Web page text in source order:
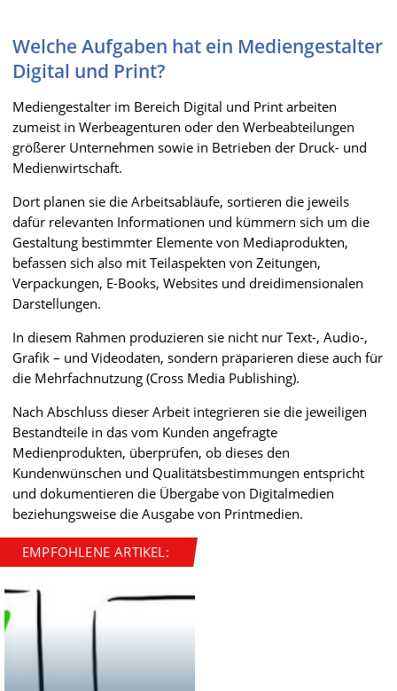
Welche Aufgaben hat ein Mediengestalter
Digital und Print?
Mediengestalter im Bereich Digital und Print arbeiten
zumeist in Werbeagenturen oder den Werbeabteilungen
größerer Unternehmen sowie in Betrieben der Druck- und
Medienwirtschaft.
Dort planen sie die Arbeitsabläufe, sortieren die jeweils
dafür relevanten Informationen und kümmern sich um die
Gestaltung bestimmter Elemente von Mediaprodukten,
befassen sich also mit Teilaspekten von Zeitungen,
Verpackungen, E-Books, Websites und dreidimensionalen
Darstellungen.
In diesem Rahmen produzieren sie nicht nur Text-, Audio-,
Grafik – und Videodaten, sondern präparieren diese auch für
die Mehrfachnutzung (Cross Media Publishing).
Nach Abschluss dieser Arbeit integrieren sie die jeweiligen
Bestandteile in das vom Kunden angefragte
Medienprodukten, überprüfen, ob dieses den
Kundenwünschen und Qualitätsbestimmungen entspricht
und dokumentieren die Übergabe von Digitalmedien
beziehungsweise die Ausgabe von Printmedien.
EMPFOHLENE ARTIKEL: